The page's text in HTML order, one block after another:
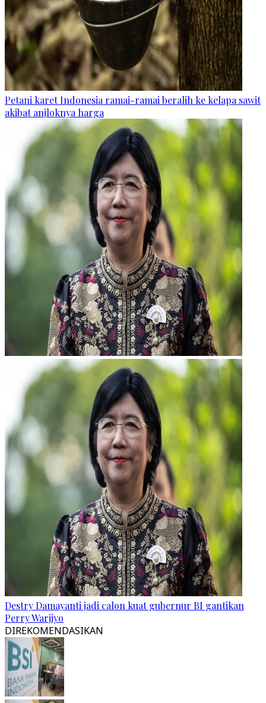
Petani karet Indonesia ramai-ramai beralih ke kelapa sawit
akibat anjloknya harga
Destry Damayanti jadi calon kuat gubernur BI gantikan
Perry Warjiyo
DIREKOMENDASIKAN